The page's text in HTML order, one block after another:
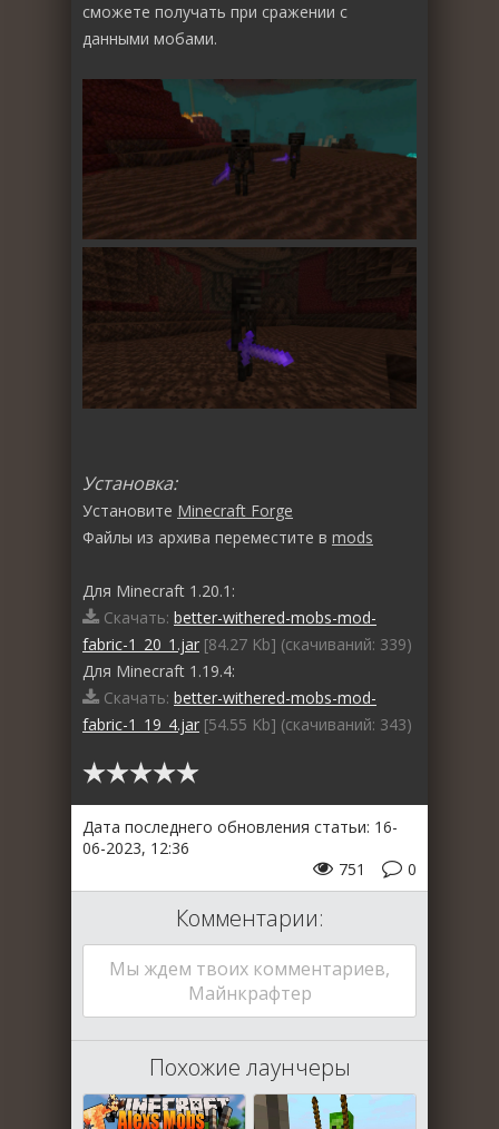
сможете получать при сражении с
данными мобами.
Установка:
Установите Minecraft Forge
Файлы из архива переместите в mods
Для Minecraft 1.20.1:
Скачать: better-withered-mobs-mod-
fabric-1_20_1.jar [84.27 Kb] (cкачиваний: 339)
Для Minecraft 1.19.4:
Скачать: better-withered-mobs-mod-
fabric-1_19_4.jar [54.55 Kb] (cкачиваний: 343)
Дата последнего обновления статьи: 16-
06-2023, 12:36
0
751
Комментарии:
Мы ждем твоих комментариев,
Майнкрафтер
Похожие лаунчеры